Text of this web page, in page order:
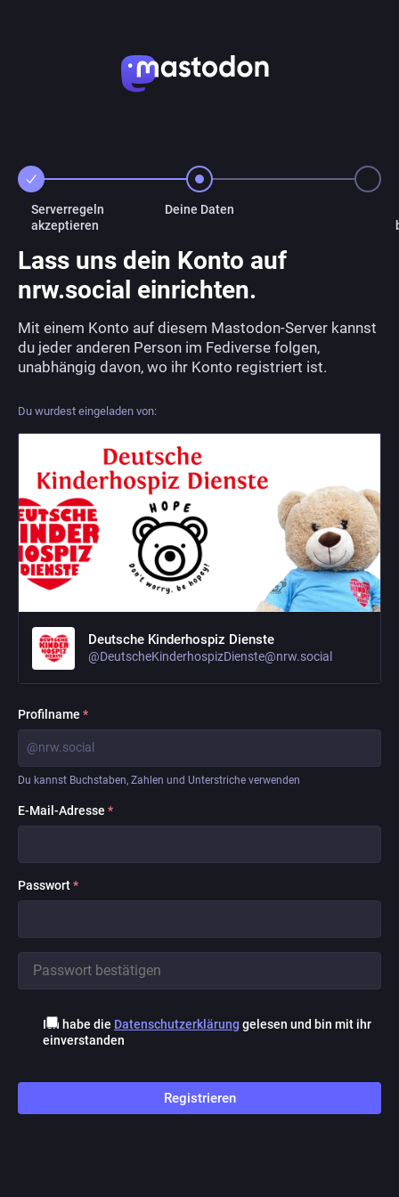
Serverregeln
akzeptieren
Deine Daten
Lass uns dein Konto auf
nrw.social einrichten.
Mit einem Konto auf diesem Mastodon-Server kannst
du jeder anderen Person im Fediverse folgen,
unabhängig davon, wo ihr Konto registriert ist.
Du wurdest eingeladen von:
Deutsche Kinderhospiz Dienste
@DeutscheKinderhospizDienste@nrw.social
Profilname *
@nrw.social
Du kannst Buchstaben, Zahlen und Unterstriche verwenden
E-Mail-Adresse *
Passwort*
Ich habe die Datenschutzerklärung gelesen und bin mit ihr
einverstanden
Registrieren